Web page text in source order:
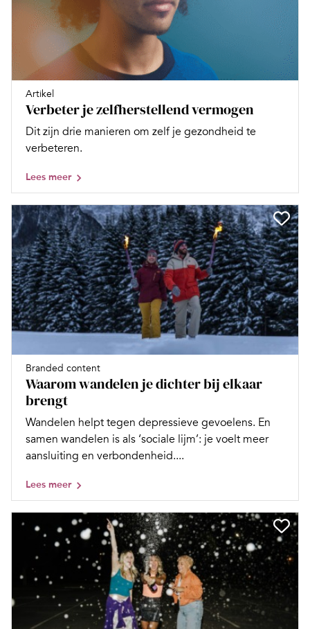
Artikel
Verbeter je zelfherstellend vermogen
Dit zijn drie manieren om zelf je gezondheid te
verbeteren.
Lees meer
Branded content
Waarom wandelen je dichter bij elkaar
brengt
Wandelen helpt tegen depressieve gevoelens. En
samen wandelen is als ‘sociale lijm’: je voelt meer
aansluiting en verbondenheid....
Lees meer